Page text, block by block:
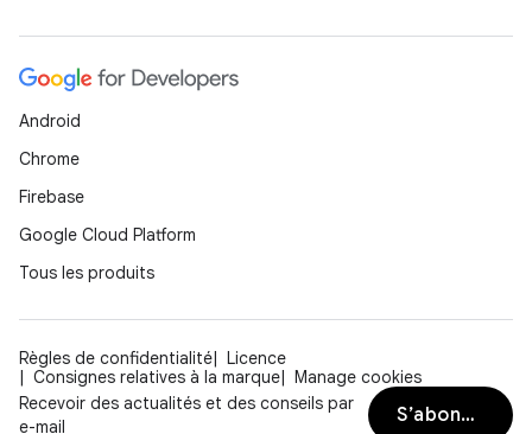
Android
Chrome
Firebase
Google Cloud Platform
Tous les produits
Règles de confidentialité
Licence
Consignes relatives à la marque
Manage cookies
Recevoir des actualités et des conseils par
e-mail
S’abonner